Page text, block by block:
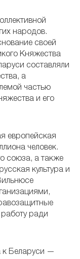
народов.
своей
Княжества
составляли
а
частью
и его
европейская
человек.
союза, а также
культура и
ради
к Беларуси —